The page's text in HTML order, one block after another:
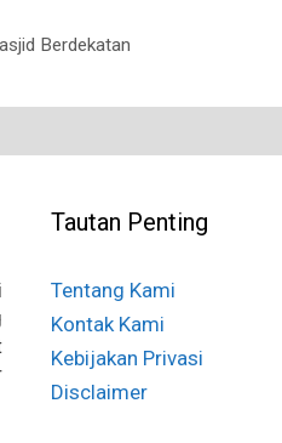
Berdekatan
Tautan Penting
Tentang Kami
Kontak Kami
Kebijakan Privasi
Disclaimer